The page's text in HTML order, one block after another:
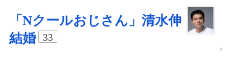
「Nクールおじさん」清水伸
結婚
33